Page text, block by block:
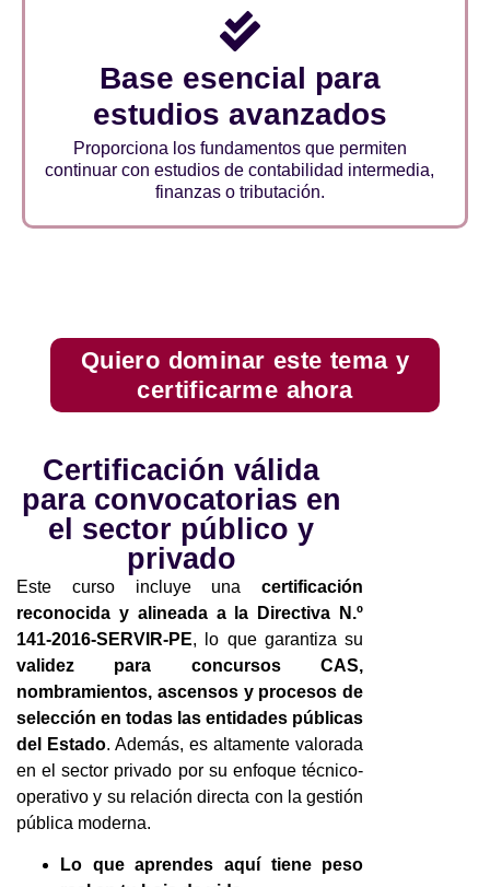
Base esencial para
estudios avanzados
Proporciona los fundamentos que permiten
continuar con estudios de contabilidad intermedia,
finanzas o tributación.
Quiero dominar este tema y
certificarme ahora
Certificación válida
para convocatorias en
el sector público y
privado
Este curso incluye unacertificación
reconocida y alineada a la Directiva N.º
141-2016-SERVIR-PE, lo que garantiza su
validez para concursos CAS,
nombramientos, ascensos y procesos de
selección en todas las entidades públicas
del Estado. Además, es altamente valorada
en el sector privado por su enfoque técnico-
operativo y su relación directa con la gestión
pública moderna.
Lo que aprendes aquí tiene peso